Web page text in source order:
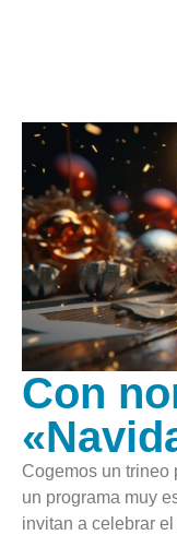
Con
Cogemos un trineo
un programa muy
invitan a celebrar